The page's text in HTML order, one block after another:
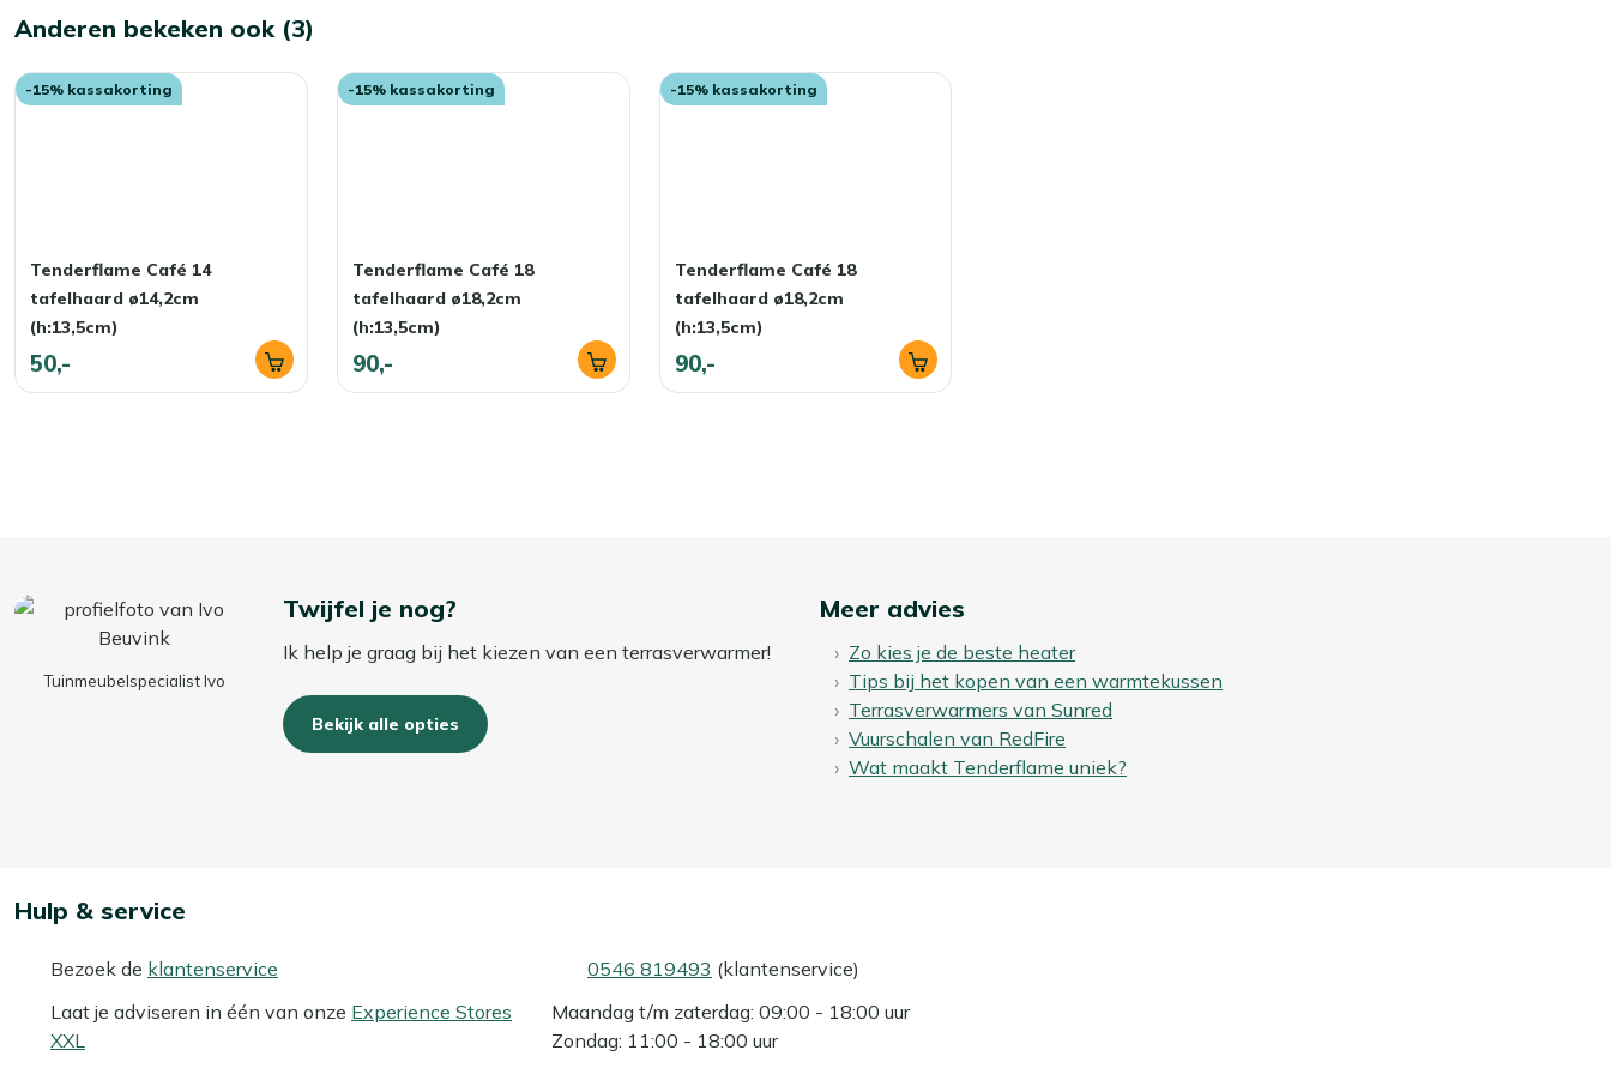
en prettig aan tafel.
Bekijk meer Tafelhaarden
Anderen bekeken ook (3)
-15% kassakorting
Tenderflame Café 14
tafelhaard ø14,2cm
(h:13,5cm)
50,-
-15% kassakorting
Tenderflame Café 18
tafelhaard ø18,2cm
(h:13,5cm)
90,-
-15% kassakorting
Tenderflame Café 18
tafelhaard ø18,2cm
(h:13,5cm)
90,-
Tuinmeubelspecialist Ivo
Twijfel je nog?
Ik help je graag bij het kiezen van een terrasverwarmer!
Bekijk alle opties
Meer advies
Zo kies je de beste heater
Tips bij het kopen van een warmtekussen
Terrasverwarmers van Sunred
Vuurschalen van RedFire
Wat maakt Tenderflame uniek?
Hulp & service
Bezoek de klantenservice
Laat je adviseren in één van onze Experience Stores
XXL
0546 819493 (klantenservice)
Maandag t/m zaterdag: 09:00 - 18:00 uur
Zondag: 11:00 - 18:00 uur